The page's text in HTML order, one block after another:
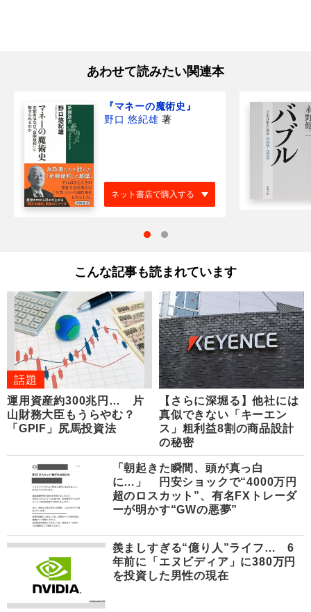
あわせて読みたい関連本
『マネーの魔術史』
野口 悠紀雄 著
ネット書店で購入する
こんな記事も読まれています
話題
運用資産約300兆円… 片
山財務大臣もうらやむ？
「GPIF」尻馬投資法
【さらに深堀る】他社には
真似できない「キーエン
ス」粗利益8割の商品設計
の秘密
「朝起きた瞬間、頭が真っ白
に…」 円安ショックで“4000万円
超のロスカット”、有名FXトレーダ
ーが明かす“GWの悪夢”
羨ましすぎる“億り人”ライフ… 6
年前に「エヌビディア」に380万円
を投資した男性の現在